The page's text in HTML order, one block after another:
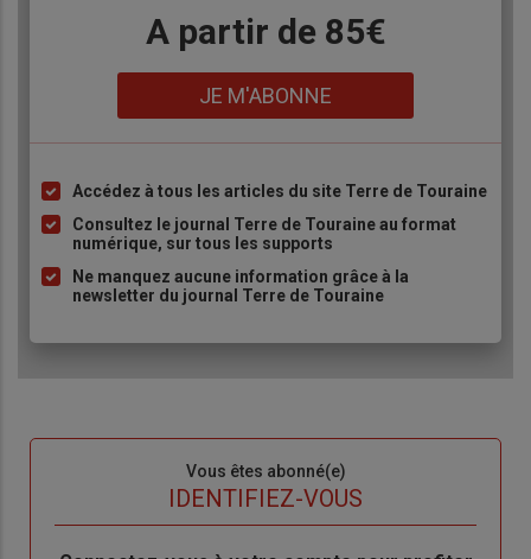
A partir de 85€
JE M'ABONNE
Liste
à
puce
Accédez à tous les articles du site Terre de Touraine
Consultez le journal Terre de Touraine au format
numérique, sur tous les supports
Ne manquez aucune information grâce à la
newsletter du journal Terre de Touraine
Vous êtes abonné(e)
IDENTIFIEZ-VOUS